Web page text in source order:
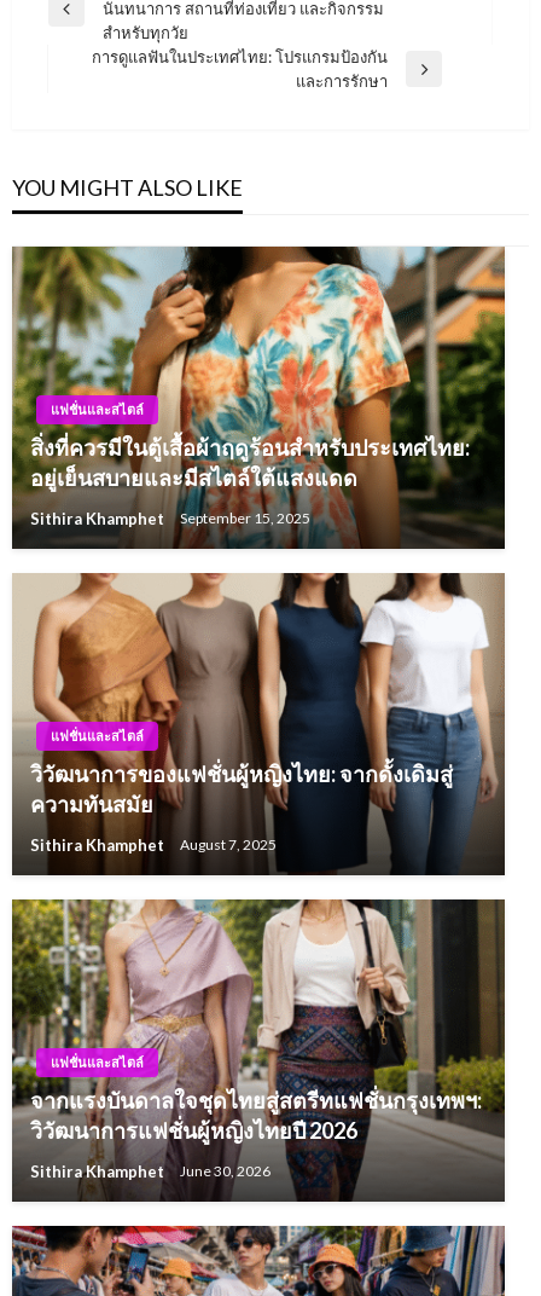
navigation
Previous
นันทนาการ สถานที่ท่องเที่ยว และกิจกรรม
สำหรับทุกวัย
การดูแลฟันในประเทศไทย: โปรแกรมป้องกัน
และการรักษา
YOU MIGHT ALSO LIKE
แฟชั่นและสไตล์
สิ่งที่ควรมีในตู้เสื้อผ้าฤดูร้อนสำหรับประเทศไทย:
อยู่เย็นสบายและมีสไตล์ใต้แสงแดด
Sithira Khamphet September 15, 2025
แฟชั่นและสไตล์
วิวัฒนาการของแฟชั่นผู้หญิงไทย: จากดั้งเดิมสู่
ความทันสมัย
Sithira Khamphet August 7, 2025
แฟชั่นและสไตล์
จากแรงบันดาลใจชุดไทยสู่สตรีทแฟชั่นกรุงเทพฯ:
วิวัฒนาการแฟชั่นผู้หญิงไทยปี 2026
Sithira Khamphet June 30, 2026